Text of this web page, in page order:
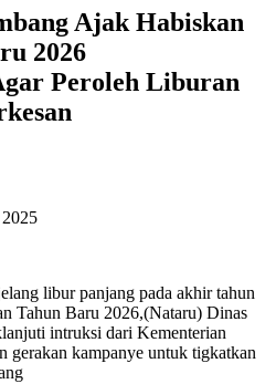
Ajak Habiskan
2026
Peroleh Liburan
libur panjang pada akhir tahun
Tahun Baru 2026,(Nataru) Dinas
intruksi dari Kementerian
gerakan kampanye untuk tigkatkan